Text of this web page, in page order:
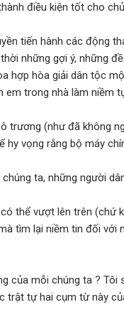
điều kiện tốt cho
tiến hành các động
những gợi ý, những
hợp hòa giải dân tộc
em trong nhà làm niềm
trương (như đã không
hy vọng rằng bộ máy
ta, những người
thể vượt lên trên (chứ
tìm lại niềm tin đối với
của mỗi chúng ta ? Tôi
trật tự hai cụm từ này